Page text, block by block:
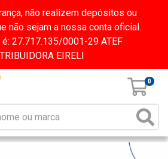
não realizem depósitos ou
não sejam a nossa conta oficial.
27.717.135/0001-29 ATEF
EIRELI
0